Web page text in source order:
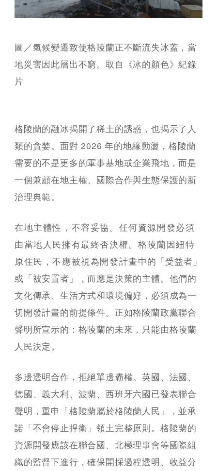
圖／氣候變遷致使格陵蘭正不斷流失冰蓋，當
地災害因此層出不窮。取自《冰的顏色》紀錄
片
格陵蘭的融冰揭開了稀土的誘惑，也揭示了人
類的貪婪。面對 2026 年的地緣動盪，格陵蘭
需要的不是更多的軍事基地或企業飛地，而是
一個兼顧在地主權、國際合作與生態保護的新
治理典範。
在地主體性，不容妥協。任何資源開發必須
由當地人民擁有最終否決權。格陵蘭因紐特
原住民，不應被視為開發計畫中的「受益者」
或「被安置者」，而應是決策的主體。他們的
文化傳承、生活方式和環境偏好，必須成為一
切開發計畫的前提條件。正如格陵蘭政黨聯合
聲明所宣示的：格陵蘭的未來，只能由格陵蘭
人民決定。
多邊透明合作，拒絕單邊霸權。英國、法國、
德國、義大利、波蘭、西班牙六國已發表聯合
聲明，重申「格陵蘭屬於格陵蘭人民」，並承
諾「不會停止捍衛」領土完整原則。格陵蘭的
資源開發應該在聯合國、北極理事會等國際組
織的監督下進行，確保開採過程透明、收益分